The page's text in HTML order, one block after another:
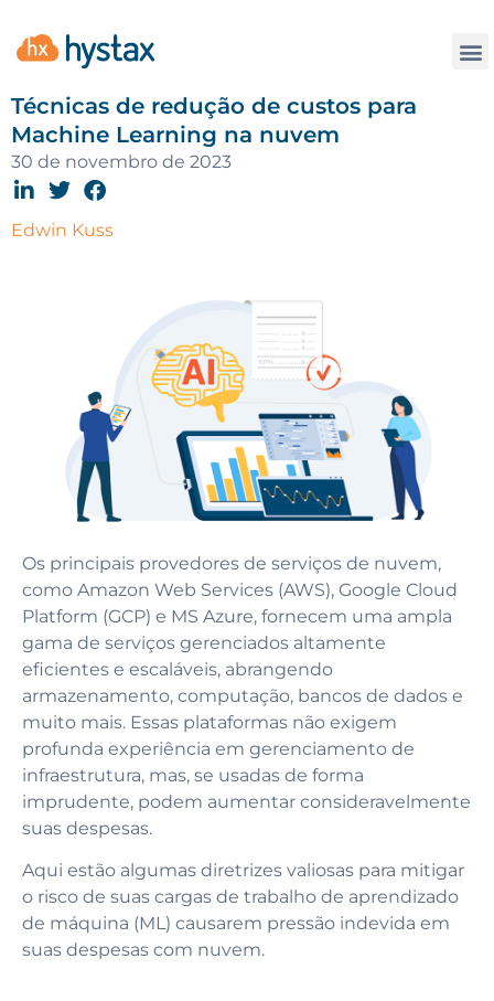
Técnicas de redução de custos para
Machine Learning na nuvem
30 de novembro de 2023
Edwin Kuss
Os principais provedores de serviços de nuvem,
como Amazon Web Services (AWS), Google Cloud
Platform (GCP) e MS Azure, fornecem uma ampla
gama de serviços gerenciados altamente
eficientes e escaláveis, abrangendo
armazenamento, computação, bancos de dados e
muito mais. Essas plataformas não exigem
profunda experiência em gerenciamento de
infraestrutura, mas, se usadas de forma
imprudente, podem aumentar consideravelmente
suas despesas.
Aqui estão algumas diretrizes valiosas para mitigar
o risco de suas cargas de trabalho de aprendizado
de máquina (ML) causarem pressão indevida em
suas despesas com nuvem.